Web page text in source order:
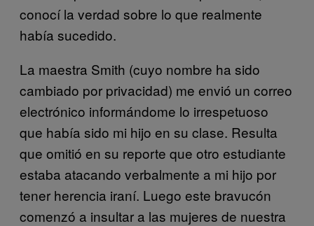
conocí la verdad sobre lo que realmente
había sucedido.
La maestra Smith (cuyo nombre ha sido
cambiado por privacidad) me envió un correo
electrónico informándome lo irrespetuoso
que había sido mi hijo en su clase. Resulta
que omitió en su reporte que otro estudiante
estaba atacando verbalmente a mi hijo por
tener herencia iraní. Luego este bravucón
comenzó a insultar a las mujeres de nuestra